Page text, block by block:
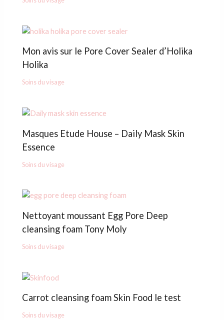
Mon avis sur le Pore Cover Sealer d’Holika
Holika
Soins du visage
Masques Etude House – Daily Mask Skin
Essence
Soins du visage
Nettoyant moussant Egg Pore Deep
cleansing foam Tony Moly
Soins du visage
Carrot cleansing foam Skin Food le test
Soins du visage